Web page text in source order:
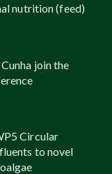
nutrition (feed)
join the
Circular
to novel